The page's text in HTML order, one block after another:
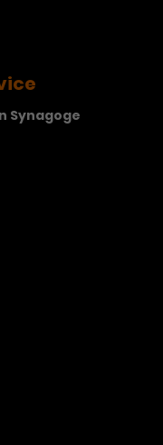
Synagoge